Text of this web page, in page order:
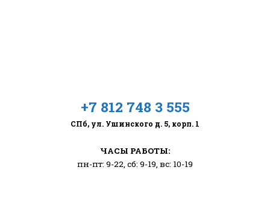
+7 812 748 3 555
СПб, ул. Ушинского д. 5, корп. 1
ЧАСЫ РАБОТЫ:
пн-пт: 9-22, сб: 9-19, вс: 10-19